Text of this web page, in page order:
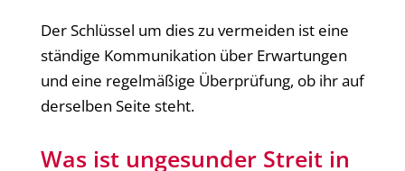
Der Schlüssel um dies zu vermeiden ist eine
ständige Kommunikation über Erwartungen
und eine regelmäßige Überprüfung, ob ihr auf
derselben Seite steht.
Was ist ungesunder Streit in